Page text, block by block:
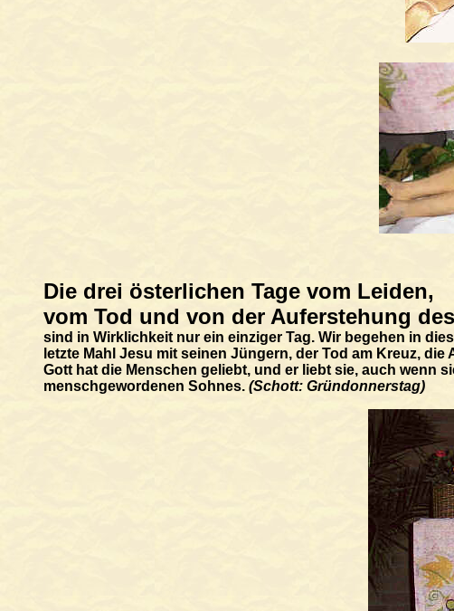
Die drei österlichen Tage vom Leiden,
vom Tod und von der Auferstehung
sind in Wirklichkeit nur ein einziger Tag. Wir begehen in
letzte Mahl Jesu mit seinen Jüngern, der Tod am Kreuz,
Gott hat die Menschen geliebt, und er liebt sie, auch wenn
menschgewordenen Sohnes. (Schott: Gründonnerstag)